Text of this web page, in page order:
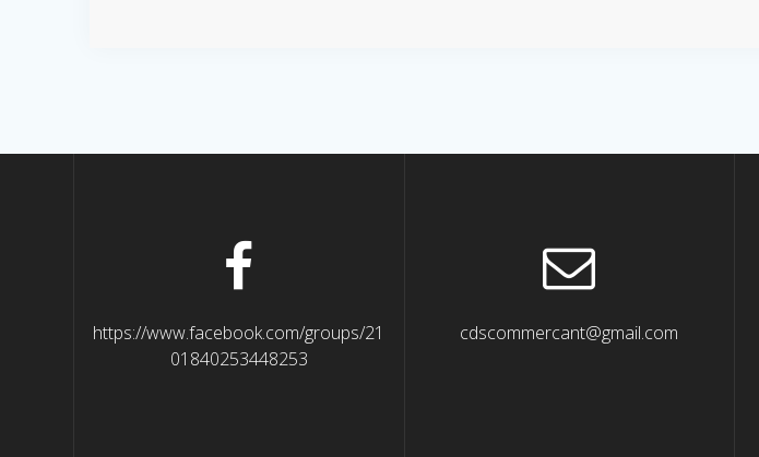
https://www.facebook.com/groups/21
01840253448253
cdscommercant@gmail.com